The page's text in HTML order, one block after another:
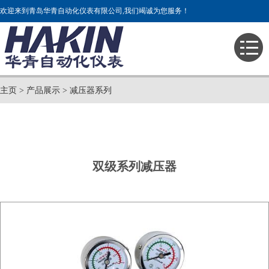
欢迎来到青岛华青自动化仪表有限公司,我们竭诚为您服务！
主页 > 产品展示 > 减压器系列
双级系列减压器